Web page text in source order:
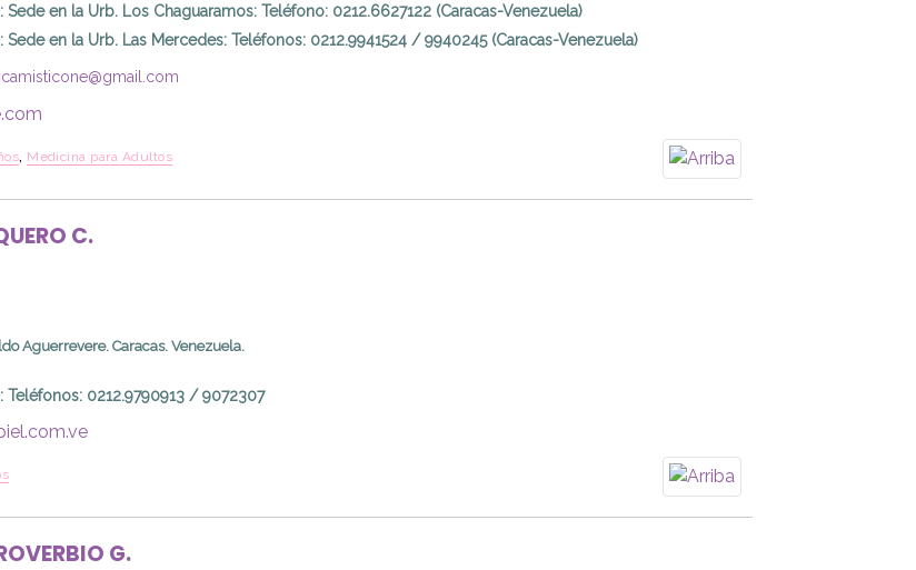
: Sede en la Urb. Los Chaguaramos: Teléfono: 0212.6627122 (Caracas-Venezuela)
: Sede en la Urb. Las Mercedes: Teléfonos: 0212.9941524 / 9940245 (Caracas-Venezuela)
, Medicina para Adultos
C.
Aguerrevere. Caracas. Venezuela.
: Teléfonos: 0212.9790913 / 9072307
G.